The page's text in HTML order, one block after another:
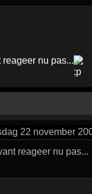
nu pas...
22 november
reageer nu pas...